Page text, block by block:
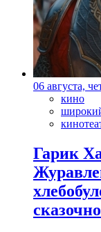
06 августа,
кино
Гарик